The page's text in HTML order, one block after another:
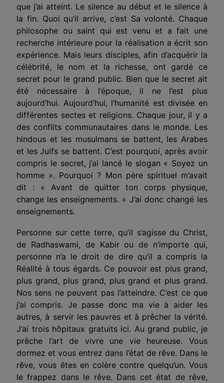
que j’ai atteint. Le silence au début et le silence à
la fin. Quoi qu’il arrive, c’est Sa volonté. Chaque
philosophe ou saint qui est venu et a fait une
recherche intérieure pour la réalisation a écrit son
expérience. Mais leurs disciples, afin d’acquérir la
célébrité, le nom et la richesse, ont gardé ce
secret pour le grand public. Bien que le secret ait
été nécessaire à l’époque, il ne l’est plus
aujourd’hui. Aujourd’hui, l’humanité est divisée en
différentes sectes et religions. Chaque jour, il y a
des conflits communautaires dans le monde. Les
hindous et les musulmans se battent, les Arabes
et les Juifs se battent. C’est pourquoi, après avoir
compris le secret, j’ai lancé le slogan « Soyez un
homme ». Pourquoi ? Mon père spirituel m’avait
dit : « Avant de quitter ton corps physique,
change les enseignements. » J’ai donc changé les
enseignements.
Personne sur cette terre, qu’il s’agisse du Christ,
de Radhaswami, de Kabir ou de n’importe qui,
personne n’a le droit de dire qu’il a compris la
Réalité à tous égards. Ce pouvoir est plus grand,
plus grand, plus grand, plus grand et plus grand.
Nos sens ne peuvent pas l’atteindre. C’est ce que
j’ai compris. Je passe donc ma vie à aider les
autres, à servir les pauvres et à prêcher la vérité.
J’ai trois hôpitaux gratuits ici. Au grand public, je
prêche l’art de vivre une vie heureuse. Vous
dormez et vous entrez dans l’état de rêve. Dans le
rêve, vous êtes en colère contre quelqu’un. Vous
le frappez dans le rêve. Dans cet état de rêve,